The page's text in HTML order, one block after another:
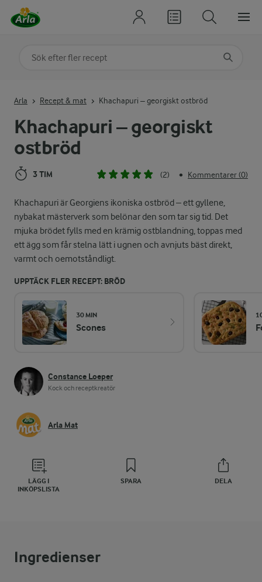
Khachapuri – georgiskt
ostbröd
3 TIM (2) • Kommentarer (0)
Khachapuri är Georgiens ikoniska ostbröd – ett gyllene,
nybakat mästerverk som belönar den som tar sig tid. Det
mjuka brödet fylls med en krämig ostblandning, toppas med
ett ägg som får stelna lätt i ugnen och avnjuts bäst direkt,
varmt och oemotståndligt.
UPPTÄCK FLER RECEPT: BRÖD
30 MIN
Scones
Constance Loeper
Kock och receptkreatör
Arla Mat
LÄGG I
INKÖPSLISTA
SPARA DELA
Arla Recept & mat Khachapuri – georgiskt ostbröd
Ingredienser
Sök på kategori eller ingrediens